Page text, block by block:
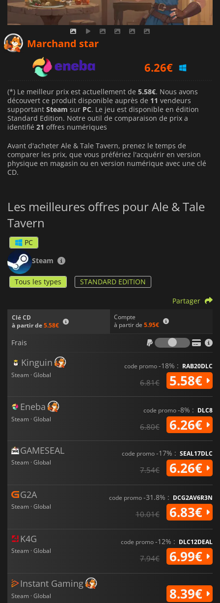
Marchand star
6.26€
8.39€
(*) Le meilleur prix est actuellement de 5.58€. Nous avons
découvert ce produit disponible auprès de 11 vendeurs
supportant Steam sur PC. Le jeu est disponible en édition
Standard Edition. Notre outil de comparaison de prix a
identifié 21 offres numériques
Avant d'acheter Ale & Tale Tavern, prenez le temps de
comparer les prix, que vous préfériez l'acquérir en version
physique en magasin ou en version numérique avec une clé
CD.
Les meilleures offres pour Ale & Tale
Tavern
PC
Steam
Tous les types STANDARD EDITION
Clé CD
à partir de5.58€
Compte
à partir de 5.95€
Partager
Frais
Frais
Kinguin
Steam · Global
code promo-18% : RAB20DLC
6.81€ 5.58€
Eneba
Steam · Global
code promo-8% : DLC8
6.80€ 6.26€
GAMESEAL
Steam · Global
code promo-17% : SEAL17DLC
7.54€ 6.26€
G2A
Steam · Global
code promo-31.8% : DCG2AV6R3N
10.01€ 6.83€
K4G
Steam · Global
code promo-12% : DLC12DEAL
7.94€ 6.99€
Instant Gaming
Steam · Global 8.39€